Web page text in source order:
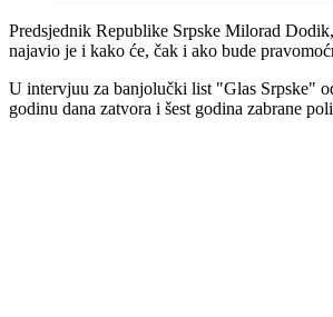
Predsjednik Republike Srpske Milorad
najavio je i kako će, čak i ako bude
U intervjuu za banjolučki list "Glas Srpske"
godinu dana zatvora i šest godina zabrane